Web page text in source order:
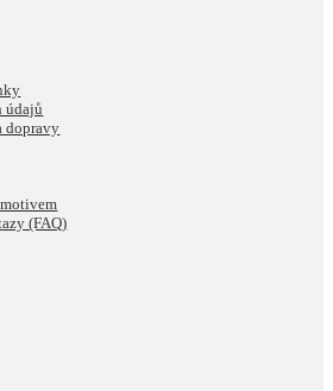
údajů
dopravy
(FAQ)